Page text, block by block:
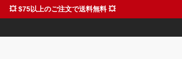
💥 $75以上のご注文で送料無料 💥